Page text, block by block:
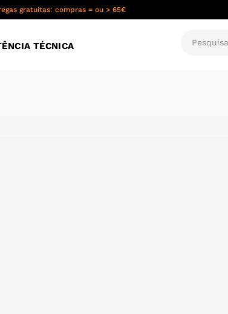
gratuitas: compras = ou > 65€
TÉCNICA